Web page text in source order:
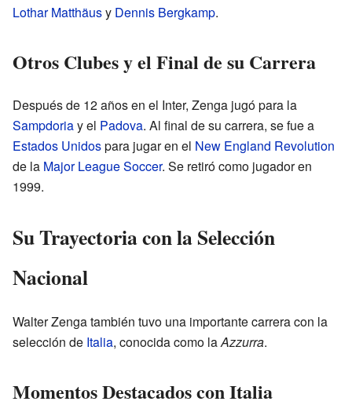
Lothar Matthäusy Dennis Bergkamp.
Otros Clubes y el Final de su Carrera
Después de 12 años en el Inter, Zenga jugó para la
Sampdoriay el Padova. Al final de su carrera, se fue a
Estados Unidospara jugar en el New England Revolution
de la Major League Soccer. Se retiró como jugador en
1999.
Su Trayectoria con la Selección
Nacional
Walter Zenga también tuvo una importante carrera con la
selección de Italia, conocida como laAzzurra.
Momentos Destacados con Italia